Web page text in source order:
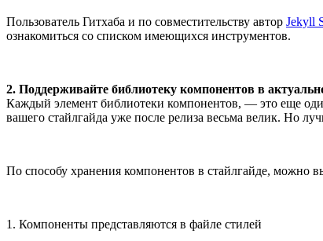
Пользователь Гитхаба и по совместительству автор Jekyll
ознакомиться со списком имеющихся инструментов.
2. Поддерживайте библиотеку компонентов в
Каждый элемент библиотеки компонентов, — это еще
вашего стайлгайда уже после релиза весьма велик. Но
По способу хранения компонентов в стайлгайде, можно
1. Компоненты представляются в файле стилей